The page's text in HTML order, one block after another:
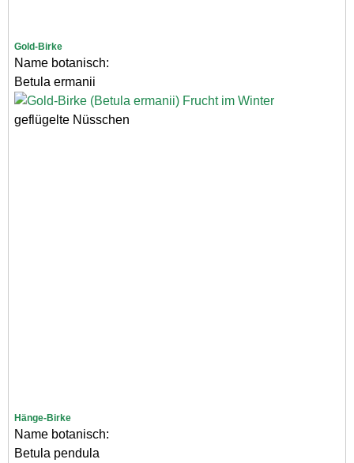
Gold-Birke
Name botanisch:
Betula ermanii
geflügelte Nüsschen
Hänge-Birke
Name botanisch:
Betula pendula